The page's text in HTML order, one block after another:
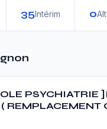
35Intérim 0
PSYCHIATRIE